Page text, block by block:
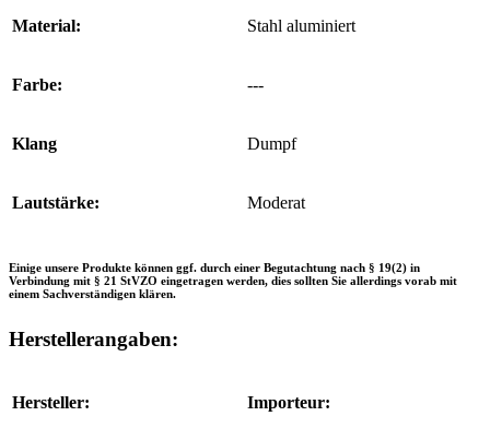
Material: Stahl aluminiert
Farbe: ---
Klang Dumpf
Lautstärke: Moderat
Einige unsere Produkte können ggf. durch einer Begutachtung nach § 19(2) in
Verbindung mit § 21 StVZO eingetragen werden, dies sollten Sie allerdings vorab mit
einem Sachverständigen klären.
Herstellerangaben:
Hersteller:
Importeur: